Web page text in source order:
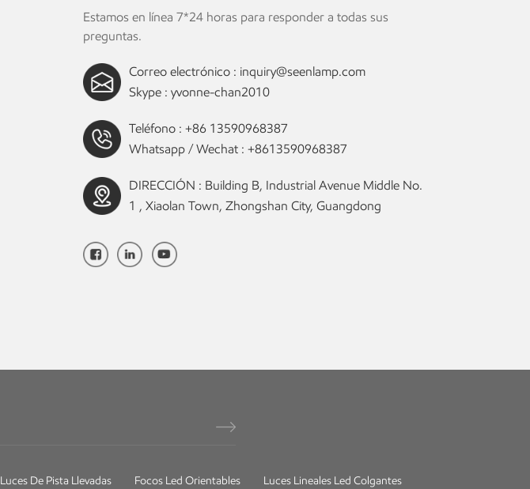
Estamos en línea 7*24 horas para responder a todas sus
preguntas.
Correo electrónico : inquiry@seenlamp.com
Skype :yvonne-chan2010
Teléfono :+86 13590968387
Whatsapp / Wechat :+8613590968387
DIRECCIÓN : Building B, Industrial Avenue Middle No.
1 , Xiaolan Town, Zhongshan City, Guangdong
Luces De Pista Llevadas Focos Led Orientables Luces Lineales Led Colgantes